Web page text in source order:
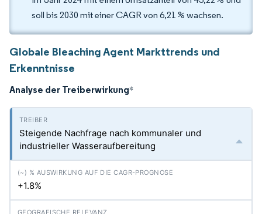
soll bis 2030 mit einer CAGR von 6,21 % wachsen.
Globale Bleaching Agent Markttrends und
Erkenntnisse
Analyse der Treiberwirkung*
Steigende Nachfrage nach kommunaler und
industrieller Wasseraufbereitung
+1.8%